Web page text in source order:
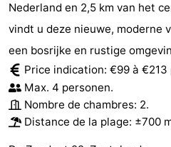
Stationnement
Adresses
Médicales
Région
Zeeland
Schouwen-
Duiveland
-
Nederland en 2,5 km van het
vindt u deze nieuwe, moderne
een bosrijke en rustige
Price indication: €99 à €213
Max. 4 personen.
Nombre de chambres: 2.
Distance de la plage: ±700